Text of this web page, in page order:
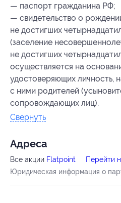
— паспорт гражданина РФ;
— свидетельство о
не достигших
(заселение
не достигших
осуществляется на
удостоверяющих личность,
с ними родителей
сопровождающих лиц).
Свернуть
Адресa
Все акции Flatpoint
Перейти
Юридическая информация о